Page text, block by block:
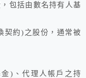
包括由數名持有人基
契約)之股份，通常被
)、代理人帳戶之持